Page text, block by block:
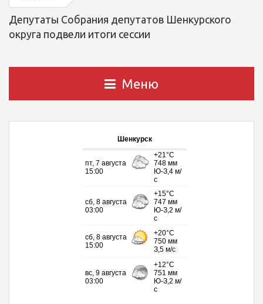
Депутаты Собрания депутатов Шенкурского
округа подвели итоги сессии
Меню
Шенкурск